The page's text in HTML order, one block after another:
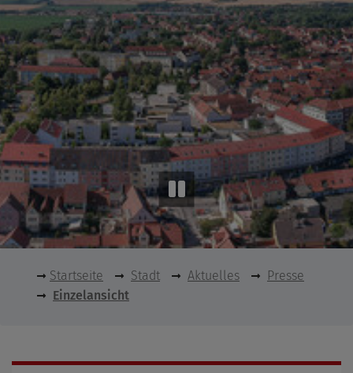
Startseite Stadt Aktuelles
Presse
Einzelansicht